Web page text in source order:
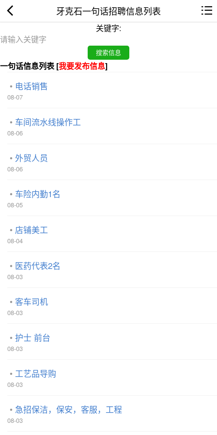
牙克石一句话招聘信息列表
关键字:
一句话信息列表 [我要发布信息]
电话销售
08-07
车间流水线操作工
08-06
外贸人员
08-06
车险内勤1名
08-05
店铺美工
08-04
医药代表2名
08-03
客车司机
08-03
护士 前台
08-03
工艺品导购
08-03
急招保洁，保安，客服，工程
08-03